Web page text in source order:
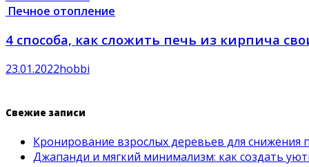
Печное отопление
4 способа, как сложить печь из кирпича
23.01.2022hobbi
Свежие записи
Кронирование взрослых деревьев для
Джапанди и мягкий минимализм: как создать